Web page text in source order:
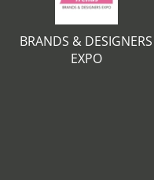
BRANDS & DESIGNERS
EXPO